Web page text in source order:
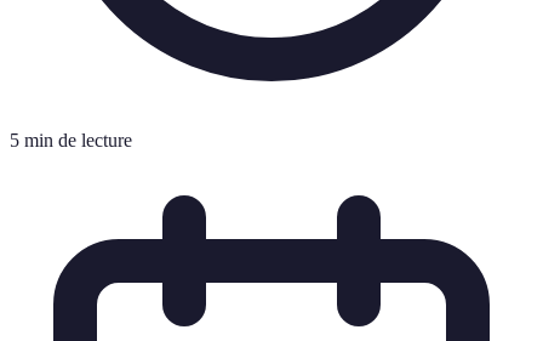
5 min de lecture